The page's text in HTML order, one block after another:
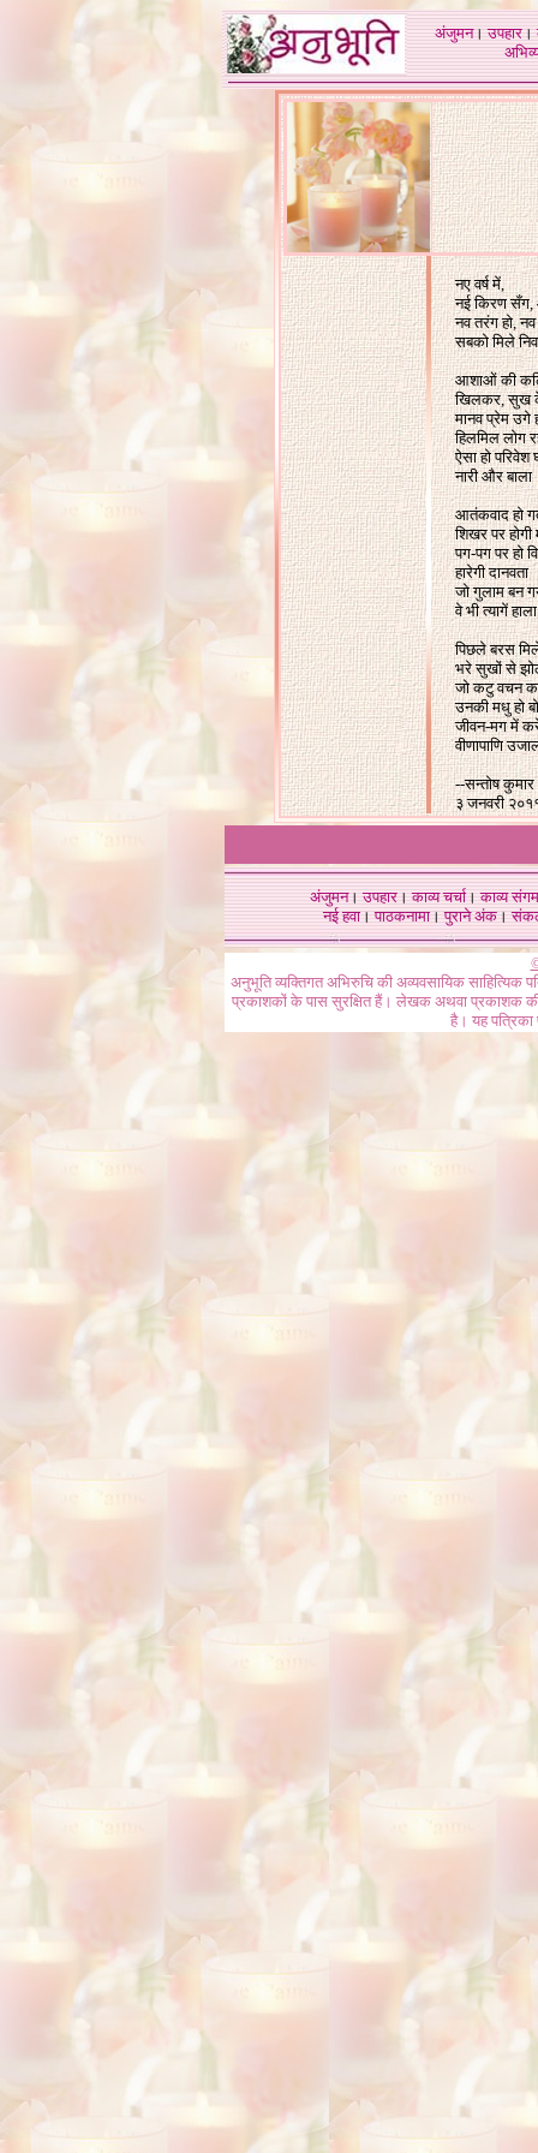
अंजुमन।उपहार।
नए वर्ष में,
नई किरण सँग,
नव तरंग हो,
सबको मिले
आशाओं की
खिलकर, सुख
मानव प्रेम उगे
हिलमिल लोग
ऐसा हो परिवेश
नारी और बाला
आतंकवाद हो
शिखर पर होगी
पग-पग पर हो
हारेगी दानवता
जो गुलाम बन
वे भी त्यागें हाला
पिछले बरस
भरे सुखों से
जो कटु वचन
उनकी मधु हो
जीवन-मग में
वीणापाणि
--सन्तोष कुमार
३ जनवरी
अंजुमन।उपहार।काव्य चर्चा।काव्य संगम
नई हवा। पाठकनामा। पुराने अंक।
अनुभूति व्यक्तिगत अभिरुचि की अव्यवसायिक
प्रकाशकों के पास सुरक्षित हैं। लेखक अथवा प्रकाशक की
है। यह पत्रिका